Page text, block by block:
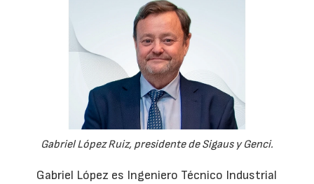
Gabriel López Ruiz, presidente de Sigaus y Genci.
Gabriel López es Ingeniero Técnico Industrial